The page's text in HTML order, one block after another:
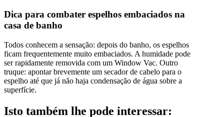
Dica para combater espelhos embaciados na
casa de banho
Todos conhecem a sensação: depois do banho, os espelhos
ficam frequentemente muito embaciados. A humidade pode
ser rapidamente removida com um Window Vac. Outro
truque: apontar brevemente um secador de cabelo para o
espelho até que já não haja condensação de água sobre a
superfície.
Isto também lhe pode interessar: